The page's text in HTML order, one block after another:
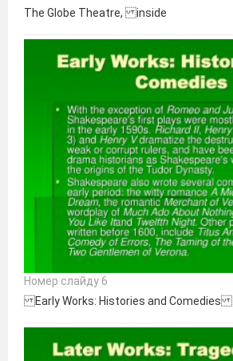
The Globe Theatre, inside
Номер слайду 6
Early Works: Histories and Comedies